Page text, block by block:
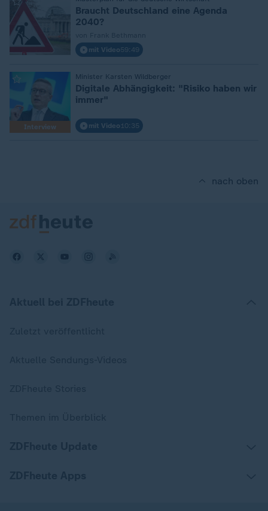
Braucht Deutschland eine Agenda
2040?
mit Video59:49
Interview
Minister Karsten Wildberger
Digitale Abhängigkeit: "Risiko haben wir
immer"
mit Video 10:35
nach oben